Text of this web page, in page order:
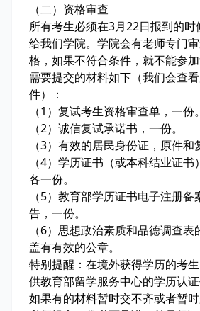
（二）资格审查
所有考生必须在3月22日报到的
给我们学院。学院会有老师专门
格，如果不符合条件，就不能参加
需要提交的材料如下（我们会查
件）：
（1）复试考生资格审查单，一份。
（2）诚信复试承诺书，一份。
（3）有效的居民身份证，原件和
（4）学历证书（或本科结业证
各一份。
（5）教育部学历证书电子注册
告，一份。
（6）思想政治素质和品德调查
盖有有效的公章。
特别提醒：在境外获得学历的考
供教育部留学服务中心的学历认证
如果有的材料暂时交不齐或者暂